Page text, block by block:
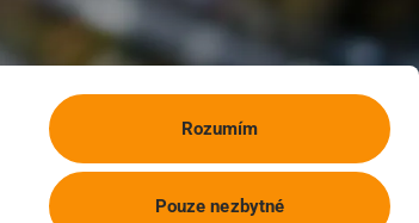
Rozumím
Pouze nezbytné